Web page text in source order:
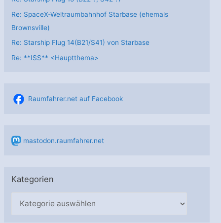
Re: SpaceX-Weltraumbahnhof Starbase (ehemals
Brownsville)
Re: Starship Flug 14(B21/S41) von Starbase
Re: **ISS** <Hauptthema>
Raumfahrer.net auf Facebook
mastodon.raumfahrer.net
Kategorien